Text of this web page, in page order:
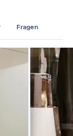
Fragen